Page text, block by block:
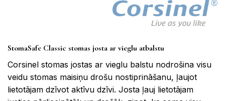
StomaSafe Classic stomas josta ar vieglu atbalstu
Corsinel stomas jostas ar vieglu balstu nodrošina visu
veidu stomas maisiņu drošu nostiprināšanu, ļaujot
lietotājam dzīvot aktīvu dzīvi. Josta ļauj lietotājam